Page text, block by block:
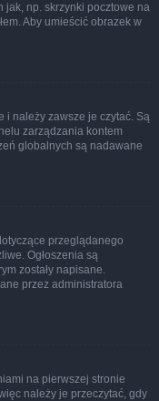
jak, np. skrzynki pocztowe na
Aby umieścić obrazek w
i należy zawsze je czytać. Są
zarządzania kontem
globalnych są nadawane
przeglądanego
Ogłoszenia są
zostały napisane.
przez administratora
na pierwszej stronie
należy je przeczytać, gdy